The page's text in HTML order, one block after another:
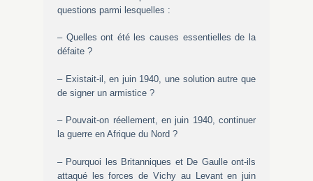
questions parmi lesquelles :
– Quelles ont été les causes essentielles de la
défaite ?
– Existait-il, en juin 1940, une solution autre que
de signer un armistice ?
– Pouvait-on réellement, en juin 1940, continuer
la guerre en Afrique du Nord ?
– Pourquoi les Britanniques et De Gaulle ont-ils
attaqué les forces de Vichy au Levant en juin